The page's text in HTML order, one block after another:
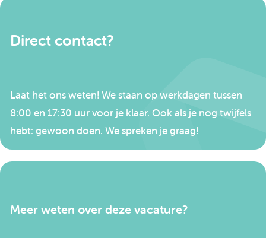
Direct contact?
Laat het ons weten! We staan op werkdagen tussen
8:00 en 17:30 uur voor je klaar. Ook als je nog twijfels
hebt: gewoon doen. We spreken je graag!
Meer weten over deze vacature?